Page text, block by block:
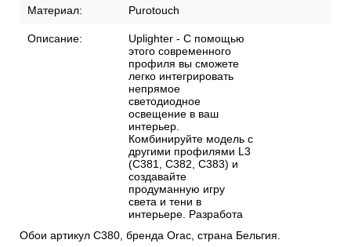
Материал: Purotouch
Описание:
Uplighter - С помощью
этого современного
профиля вы сможете
легко интегрировать
непрямое
светодиодное
освещение в ваш
интерьер.
Комбинируйте модель с
другими профилями L3
(C381, C382, C383) и
создавайте
продуманную игру
света и тени в
интерьере. Разработа
Обои артикул C380, бренда Orac, страна Бельгия.